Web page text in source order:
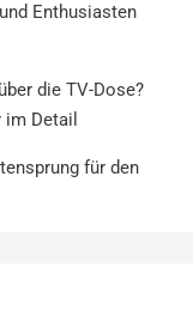
Enthusiasten
die TV-Dose?
Detail
für den